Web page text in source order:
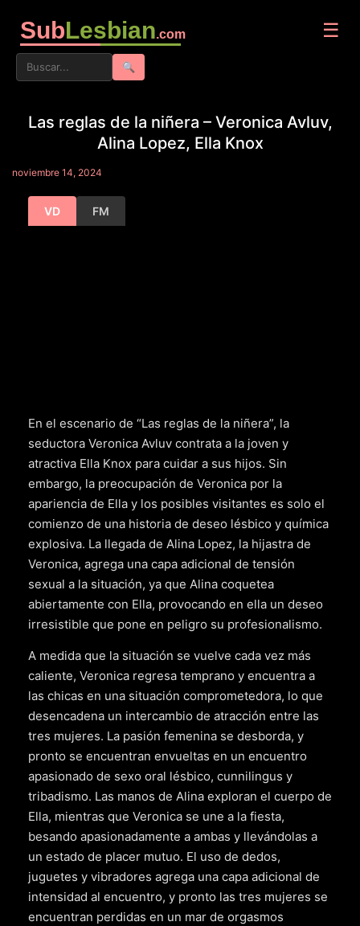
SubLesbian.com ☰
🔍
Las reglas de la niñera – Veronica Avluv,
Alina Lopez, Ella Knox
noviembre 14, 2024
VD FM
En el escenario de “Las reglas de la niñera”, la
seductora Veronica Avluv contrata a la joven y
atractiva Ella Knox para cuidar a sus hijos. Sin
embargo, la preocupación de Veronica por la
apariencia de Ella y los posibles visitantes es solo el
comienzo de una historia de deseo lésbico y química
explosiva. La llegada de Alina Lopez, la hijastra de
Veronica, agrega una capa adicional de tensión
sexual a la situación, ya que Alina coquetea
abiertamente con Ella, provocando en ella un deseo
irresistible que pone en peligro su profesionalismo.
A medida que la situación se vuelve cada vez más
caliente, Veronica regresa temprano y encuentra a
las chicas en una situación comprometedora, lo que
desencadena un intercambio de atracción entre las
tres mujeres. La pasión femenina se desborda, y
pronto se encuentran envueltas en un encuentro
apasionado de sexo oral lésbico, cunnilingus y
tribadismo. Las manos de Alina exploran el cuerpo de
Ella, mientras que Veronica se une a la fiesta,
besando apasionadamente a ambas y llevándolas a
un estado de placer mutuo. El uso de dedos,
juguetes y vibradores agrega una capa adicional de
intensidad al encuentro, y pronto las tres mujeres se
encuentran perdidas en un mar de orgasmos